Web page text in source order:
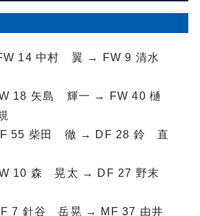
14 中村 翼 → FW 9 清水
18 矢島 輝一 → FW 40 樋
55 柴田 徹 → DF 28 鈴 直
10 森 晃太 → DF 27 野末
7 針谷 岳晃 → MF 37 由井